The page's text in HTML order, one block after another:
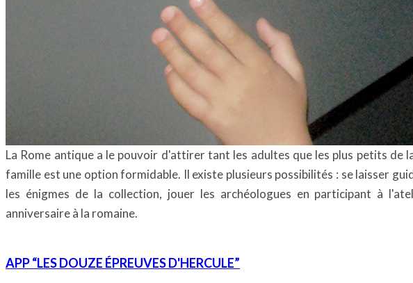
La Rome antique a le pouvoir d'attirer tant les adultes que les plus petits de
famille est une option formidable. Il existe plusieurs possibilités : se laisser
les énigmes de la collection, jouer les archéologues en participant à
anniversaire à la romaine.
APP “LES DOUZE ÉPREUVES D'HERCULE”